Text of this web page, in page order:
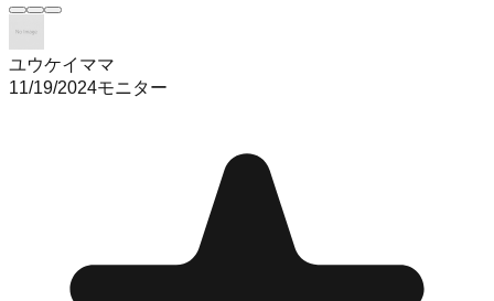
ユウケイママ
11/19/2024モニター